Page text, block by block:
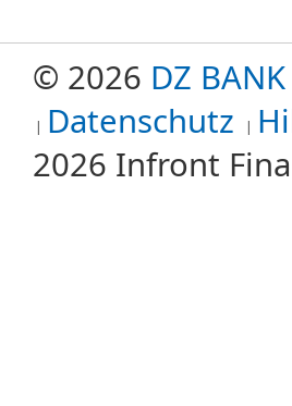
© 2026 DZ
Datenschutz
2026 Infront